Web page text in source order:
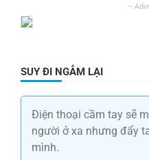
SUY ĐI NGẪM LẠI
Điện thoại cầm tay sẽ
người ở xa nhưng đẩy
mình.